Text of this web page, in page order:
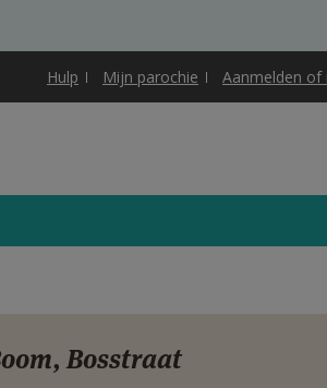
Hulp Mijn parochie Aanmelden of
Bosstraat